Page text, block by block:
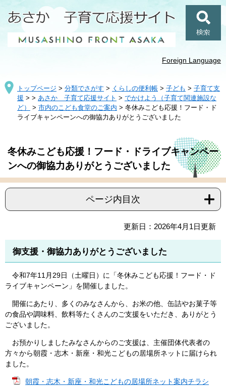
。
て
Foreign Language
トップページ > 分類でさがす > くらしの便利帳 > 子ども > 子育て支
援 > > あさか 子育て応援サイト > でかけよう（子育て関連施設な
ど）
> 市内のこども食堂のご案内 > 冬休みこども応援！フード・ド
ライブキャンペーンへの御協力ありがとうございました
冬休みこども応援！フード・ドライブキャンペー
ンへの御協力ありがとうございました
ページ内目次
更新日：2026年4月1日更新
御支援・御協力ありがとうございました
令和7年11月29日（土曜日）に「冬休みこども応援！フード・ド
ライブキャンペーン」を開催しました。
開催にあたり、多くのみなさんから、お米の他、缶詰やお菓子等
の食品や調味料、飲料等たくさんのご支援をいただき、ありがとう
ございました。
お預かりしましたみなさんからのご支援は、主催団体代表者の
方々から朝霞・志木・新座・和光こどもの居場所ネットに届けられ
ました。
朝霞・志木・新座・和光こどもの​居場所ネット案内チラシ